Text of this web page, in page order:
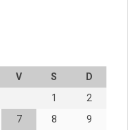
V S
D
1
2
7 8
9